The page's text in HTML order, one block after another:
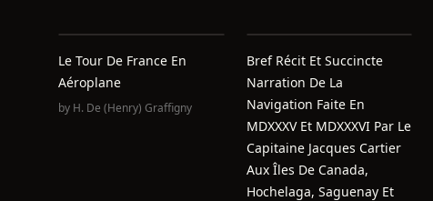
Le Tour De France En
Aéroplane
by H. De (Henry) Graffigny
Bref Récit Et Succincte
Narration De La
Navigation Faite En
MDXXXV Et MDXXXVI Par Le
Capitaine Jacques Cartier
Aux Îles De Canada,
Hochelaga, Saguenay Et